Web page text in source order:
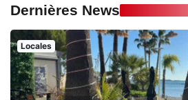
Dernières News
Locales